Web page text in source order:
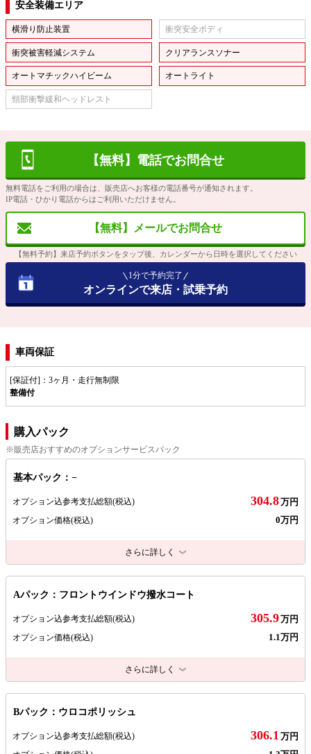
安全装備エリア
横滑り防止装置 衝突安全ボディ
衝突被害軽減システム クリアランスソナー
オートマチックハイビーム オートライト
頸部衝撃緩和ヘッドレスト
【無料】電話でお問合せ
無料電話をご利用の場合は、販売店へお客様の電話番号が通知されます。
IP電話・ひかり電話からはご利用いただけません。
【無料】メールでお問合せ
【無料予約】来店予約ボタンをタップ後、カレンダーから日時を選択してください
1分で予約完了
オンラインで来店・試乗予約
車両保証
[保証付]：3ヶ月・走行無制限
整備付
購入パック
※販売店おすすめのオプションサービスパック
基本パック：−
オプション込参考支払総額(税込) 304.8万円
オプション価格(税込) 0万円
さらに詳しく
Aパック：フロントウインドウ撥水コート
オプション込参考支払総額(税込) 305.9万円
オプション価格(税込) 1.1万円
さらに詳しく
Bパック：ウロコポリッシュ
オプション込参考支払総額(税込) 306.1 万円